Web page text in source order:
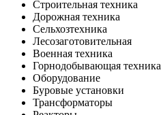
Строительная техника
Дорожная техника
Сельхозтехника
Лесозаготовительная
Военная техника
Горнодобывающая техника
Оборудование
Буровые установки
Трансформаторы